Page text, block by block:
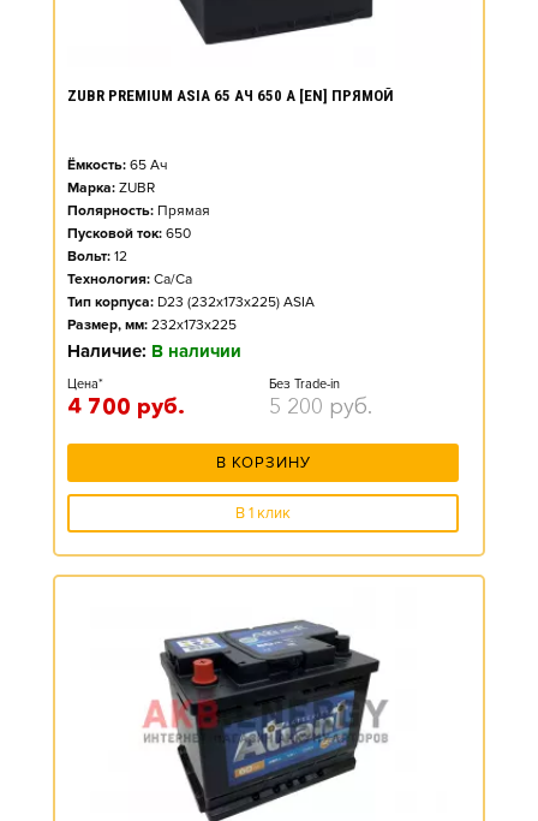
ZUBR PREMIUM ASIA 65 АЧ 650 А [EN] ПРЯМОЙ
Ёмкость: 65 Ач
Марка: ZUBR
Полярность: Прямая
Пусковой ток: 650
Вольт: 12
Технология: Ca/Ca
Тип корпуса: D23 (232x173x225) ASIA
Размер, мм: 232x173x225
Наличие: В наличии
Цена*
4 700 руб.
Без Trade-in
5 200 руб.
В КОРЗИНУ
В 1 клик